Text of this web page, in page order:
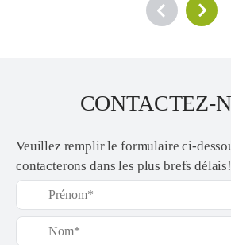
CONTACTEZ-
Veuillez remplir le formulaire ci-
contacterons dans les plus brefs délais!